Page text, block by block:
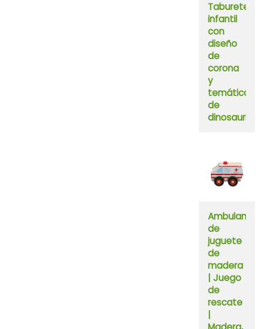
Taburete
infantil
con
diseño
de
corona
y
temática
de
dinosaurios
Ambulancia
de
juguete
de
madera
| Juego
de
rescate
|